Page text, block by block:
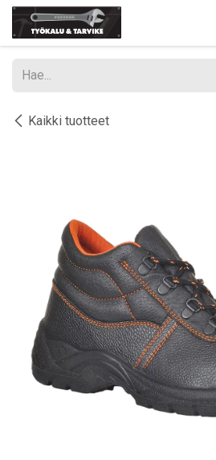
Siirry sisältöön
Kaikki tuotteet